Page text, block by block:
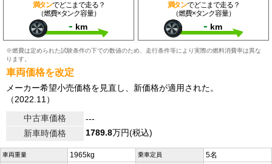
満タンでどこまで走る？
（燃費×タンク容量）
- km
満タンでどこまで走る？
（燃費×タンク容量）
- km
※燃費は定められた試験条件の下での数値のため、走行条件等により実際の燃料消費率は異な
ります。
車両価格を改定
メーカー希望小売価格を見直し、新価格が適用された。
（2022.11）
中古車価格
---
新車時価格
1789.8万円(税込)
車両重量 1965kg 乗車定員 5名